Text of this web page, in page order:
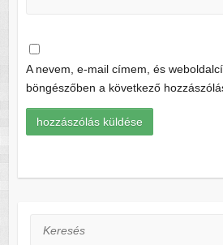
A nevem, e-mail címem, és
böngészőben a következő
Keresés